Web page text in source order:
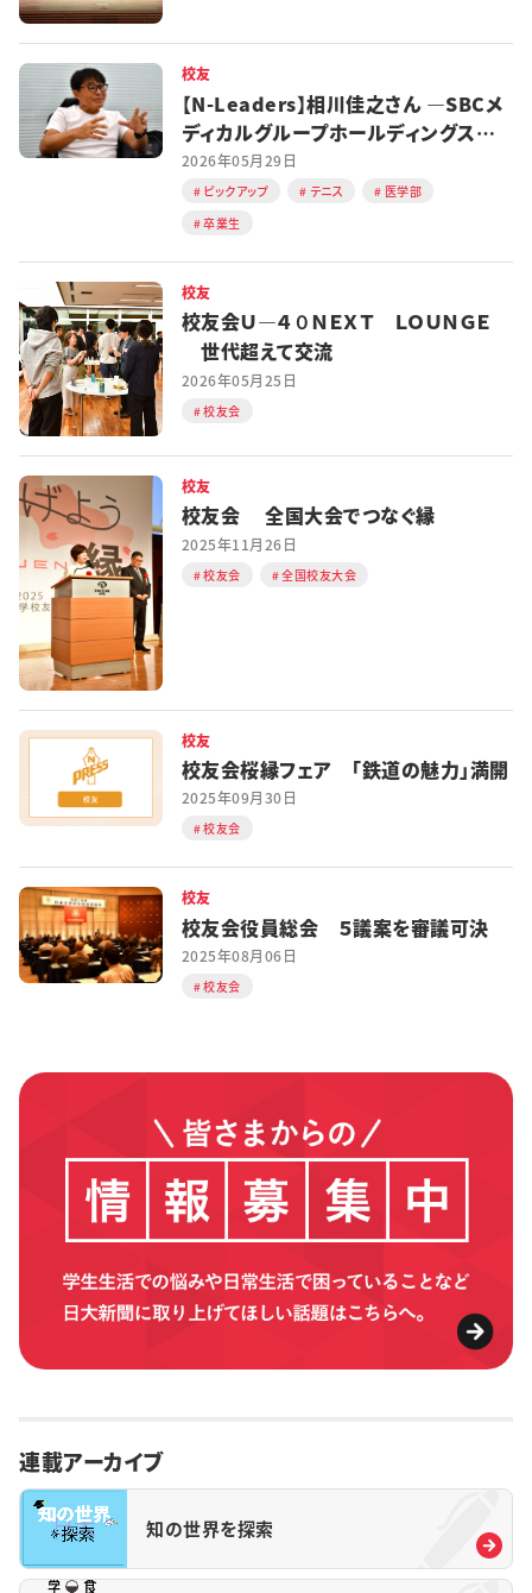
校友
【N-Leaders】相川佳之さん ―SBCメ
ディカルグループホールディングス
CEO
2026年05月29日
ピックアップ テニス
医学部
卒業生
校友
校友会Ｕ―４０ＮＥＸＴ ＬＯＵＮＧＥ
世代超えて交流
2026年05月25日
校友会
校友
校友会 全国大会でつなぐ縁
2025年11月26日
校友会 全国校友大会
校友
校友会桜縁フェア 「鉄道の魅力」満開
2025年09月30日
校友会
校友
校友会役員総会 ５議案を審議可決
2025年08月06日
校友会
連載アーカイブ
知の世界を探索